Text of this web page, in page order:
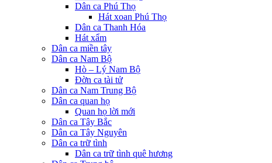
Dân ca Phú Thọ
Hát xoan Phú Thọ
Dân ca Thanh Hóa
Hát xẩm
Dân ca miền tây
Dân ca Nam Bộ
Hò – Lý Nam Bộ
Đờn ca tài tử
Dân ca Nam Trung Bộ
Dân ca quan họ
Quan họ lời mới
Dân ca Tây Bắc
Dân ca Tây Nguyên
Dân ca trữ tình
Dân ca trữ tình quê hương